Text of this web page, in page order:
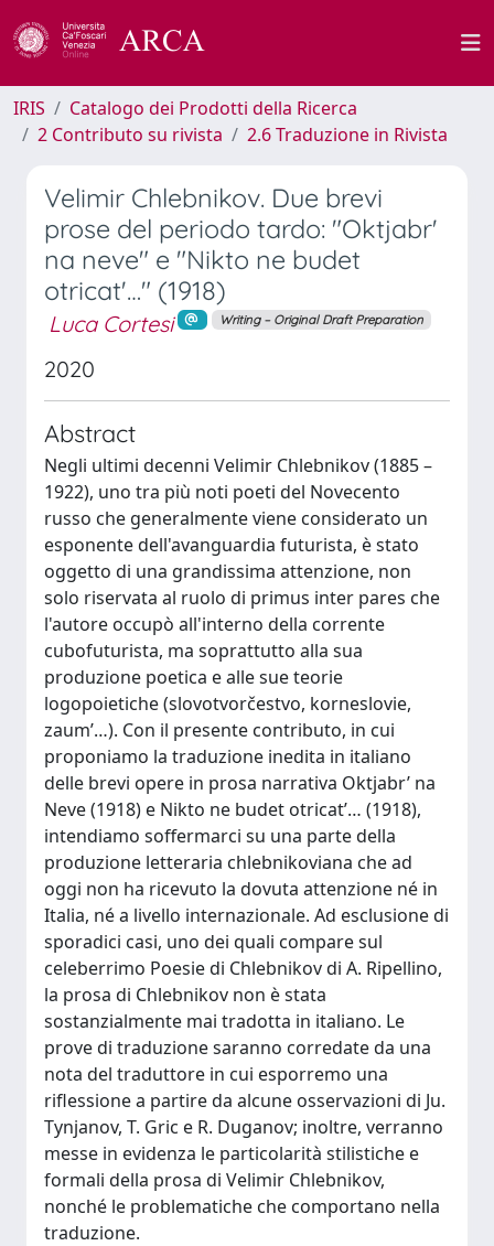
IRIS
Catalogo dei Prodotti della Ricerca
2 Contributo su rivista
2.6 Traduzione in Rivista
Velimir Chlebnikov. Due brevi
prose del periodo tardo: "Oktjabr'
na neve" e "Nikto ne budet
otricat'…" (1918)
Luca Cortesi Writing – Original Draft Preparation
2020
Abstract
Negli ultimi decenni Velimir Chlebnikov (1885 –
1922), uno tra più noti poeti del Novecento
russo che generalmente viene considerato un
esponente dell'avanguardia futurista, è stato
oggetto di una grandissima attenzione, non
solo riservata al ruolo di primus inter pares che
l'autore occupò all'interno della corrente
cubofuturista, ma soprattutto alla sua
produzione poetica e alle sue teorie
logopoietiche (slovotvorčestvo, korneslovie,
zaum’…). Con il presente contributo, in cui
proponiamo la traduzione inedita in italiano
delle brevi opere in prosa narrativa Oktjabr’ na
Neve (1918) e Nikto ne budet otricat’… (1918),
intendiamo soffermarci su una parte della
produzione letteraria chlebnikoviana che ad
oggi non ha ricevuto la dovuta attenzione né in
Italia, né a livello internazionale. Ad esclusione di
sporadici casi, uno dei quali compare sul
celeberrimo Poesie di Chlebnikov di A. Ripellino,
la prosa di Chlebnikov non è stata
sostanzialmente mai tradotta in italiano. Le
prove di traduzione saranno corredate da una
nota del traduttore in cui esporremo una
riflessione a partire da alcune osservazioni di Ju.
Tynjanov, T. Gric e R. Duganov; inoltre, verranno
messe in evidenza le particolarità stilistiche e
formali della prosa di Velimir Chlebnikov,
nonché le problematiche che comportano nella
traduzione.